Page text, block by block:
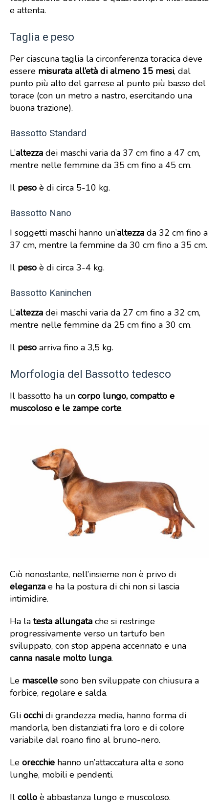
e attenta.
Taglia e peso
Per ciascuna taglia la circonferenza toracica deve
essere misurata all’età di almeno 15 mesi, dal
punto più alto del garrese al punto più basso del
torace (con un metro a nastro, esercitando una
buona trazione).
Bassotto Standard
L’altezza dei maschi varia da 37 cm fino a 47 cm,
mentre nelle femmine da 35 cm fino a 45 cm.
Il peso è di circa 5-10 kg.
Bassotto Nano
I soggetti maschi hanno un’altezza da 32 cm fino a
37 cm, mentre la femmine da 30 cm fino a 35 cm.
Il peso è di circa 3-4 kg.
Bassotto Kaninchen
L’altezza dei maschi varia da 27 cm fino a 32 cm,
mentre nelle femmine da 25 cm fino a 30 cm.
Il peso arriva fino a 3,5 kg.
Morfologia del Bassotto tedesco
Il bassotto ha un corpo lungo, compatto e
muscoloso e le zampe corte.
Ciò nonostante, nell’insieme non è privo di
eleganza e ha la postura di chi non si lascia
intimidire.
Ha la testa allungata che si restringe
progressivamente verso un tartufo ben
sviluppato, con stop appena accennato e una
canna nasale molto lunga.
Le mascelle sono ben sviluppate con chiusura a
forbice, regolare e salda.
Gli occhi di grandezza media, hanno forma di
mandorla, ben distanziati fra loro e di colore
variabile dal roano fino al bruno-nero.
Le orecchie hanno un’attaccatura alta e sono
lunghe, mobili e pendenti.
Il collo è abbastanza lungo e muscoloso.